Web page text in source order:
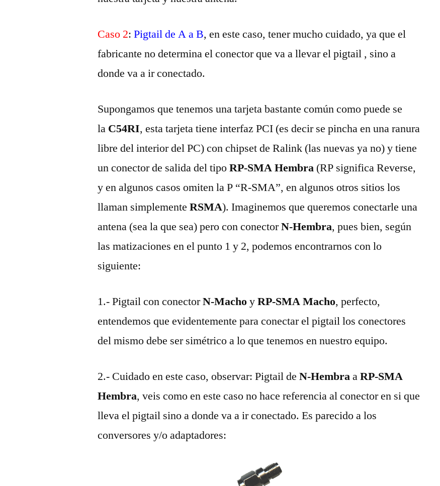
Caso 2:Pigtail de A a B, en este caso, tener mucho cuidado, ya que el
fabricante no determina el conector que va a llevar el pigtail , sino a
donde va a ir conectado.
Supongamos que tenemos una tarjeta bastante común como puede se
la C54RI, esta tarjeta tiene interfaz PCI (es decir se pincha en una ranura
libre del interior del PC) con chipset de Ralink (las nuevas ya no) y tiene
un conector de salida del tipoRP-SMA Hembra (RP significa Reverse,
y en algunos casos omiten la P “R-SMA”, en algunos otros sitios los
llaman simplementeRSMA). Imaginemos que queremos conectarle una
antena (sea la que sea) pero con conectorN-Hembra, pues bien, según
las matizaciones en el punto 1 y 2, podemos encontrarnos con lo
siguiente:
1.- Pigtail con conectorN-MachoyRP-SMA Macho, perfecto,
entendemos que evidentemente para conectar el pigtail los conectores
del mismo debe ser simétrico a lo que tenemos en nuestro equipo.
2.- Cuidado en este caso, observar: Pigtail deN-HembraaRP-SMA
Hembra, veis como en este caso no hace referencia al conector en si que
lleva el pigtail sino a donde va a ir conectado. Es parecido a los
conversores y/o adaptadores: